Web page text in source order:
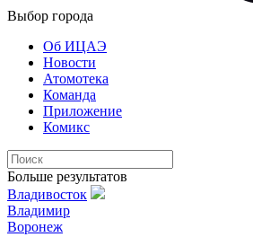
Выбор города
Об ИЦАЭ
Новости
Атомотека
Команда
Приложение
Комикс
Больше результатов
Владивосток
Владимир
Воронеж